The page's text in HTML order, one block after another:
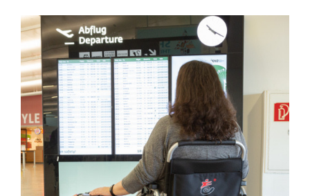
Münsterländer...